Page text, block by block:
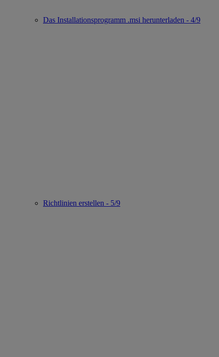
Das Installationsprogramm .msi herunterladen - 4/9
Richtlinien erstellen - 5/9